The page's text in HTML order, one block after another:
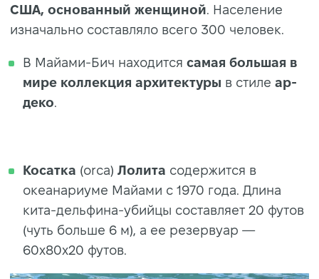
США, основанный женщиной. Население
изначально составляло всего 300 человек.
В Майами-Бич находится самая большая в
мире коллекция архитектуры в стиле ар-
деко.
Косатка (orca) Лолита содержится в
океанариуме Майами с 1970 года. Длина
кита-дельфина-убийцы составляет 20 футов
(чуть больше 6 м), а ее резервуар —
60x80x20 футов.